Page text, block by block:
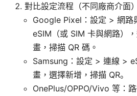
對比設定流程（不同廠商介面）
Google Pixel：設定 > 網路
eSIM（或 SIM 卡與網路）
畫，掃描 QR 碼。
Samsung：設定 > 連線 >
畫，選擇新增，掃描 QR。
OnePlus/OPPO/Vivo 等：